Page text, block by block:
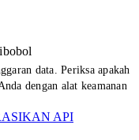
data. Periksa apakah
dengan alat keamanan
API